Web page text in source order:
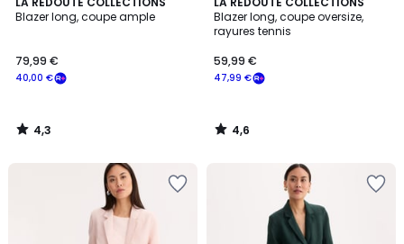
Blazer long, coupe ample
40,00 €
79,99 €
/ 5
4,3
/
Blazer long, coupe oversize,
rayures tennis
47,99 €
59,99 €
/ 5
4,6
/